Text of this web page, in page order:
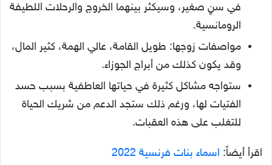
في سنٍ صغير، وسيكثر بينهما الخروج والرحلات اللطيفة
الرومانسية.
مواصفات زوجها: طويل القامة، عالي الهمة، كثير المال،
وقد يكون كذلك من أبراج الجوزاء.
ستواجه مشاكل كثيرة في حياتها العاطفية بسبب حسد
الفتيات لها، ورغم ذلك ستجد الدعم من شريك الحياة
للتغلب على هذه العقبات.
اقرأ أيضاً: اسماء بنات فرنسية 2022